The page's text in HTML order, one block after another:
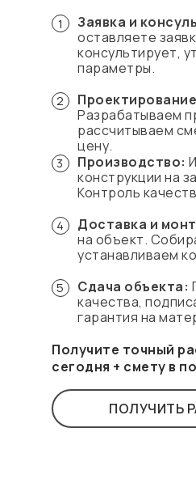
1 Заявка и
оставляете
консультирует,
параметры.
2
Разрабатываем
рассчитываем
цену.
3 Производство:
конструкции на
Контроль
4 Доставка и
на объект.
устанавливаем
5 Сдача объекта:
качества,
гарантия на
Получите точный
сегодня + смету в
ПОЛУЧИТЬ